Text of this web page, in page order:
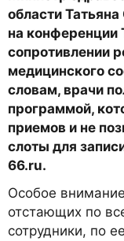
области
на
сопротивлении
медицинского
словам, врачи
программой,
приемов и не
слоты для
66.ru.
Особое
отстающих по
сотрудники, по